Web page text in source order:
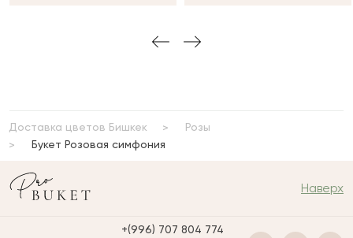
Доставка цветов Бишкек
Розы
Букет Розовая симфония
Наверх
+(996) 707 804 774